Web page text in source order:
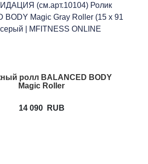
ролл BALANCED BODY
Magic Roller
14 090 RUB